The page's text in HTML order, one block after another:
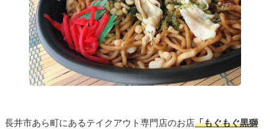
長井市あら町にあるテイクアウト専門店のお店「もぐもぐ黒獅